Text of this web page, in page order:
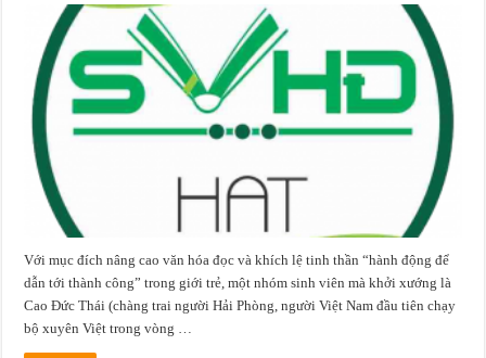
thiệu
Sách
và
Với mục đích nâng cao văn hóa đọc và khích lệ tinh thần “hành động để
dẫn tới thành công” trong giới trẻ, một nhóm sinh viên mà khởi xướng là
Cao Đức Thái (chàng trai người Hải Phòng, người Việt Nam đầu tiên chạy
bộ xuyên Việt trong vòng …